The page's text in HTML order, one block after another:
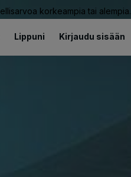
korkeampia tai alempia.
Lippuni Kirjaudu sisään